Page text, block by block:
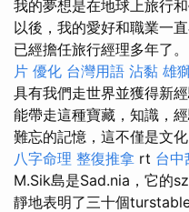
我的夢想是在地球上旅行
以後，我的愛好和職業一
已經擔任旅行經理多年了。
片 優化 台灣用語 沾黏 雄
具有我們走世界並獲得新
能帶走這種寶藏，知識，
難忘的記憶，這不僅是文化
八字命理 整復推拿 rt 台中
M.Sik島是Sad.nia，它的
靜地表明了三十個